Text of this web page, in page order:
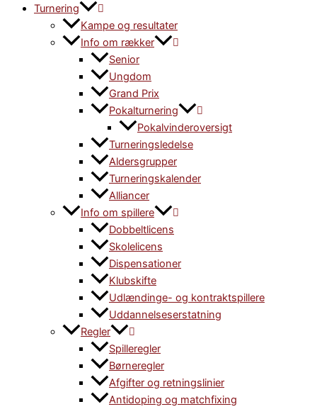
Turnering
Kampe og resultater
Info om rækker
Senior
Ungdom
Grand Prix
Pokalturnering
Pokalvinderoversigt
Turneringsledelse
Aldersgrupper
Turneringskalender
Alliancer
Info om spillere
Dobbeltlicens
Skolelicens
Dispensationer
Klubskifte
Udlændinge- og kontraktspillere
Uddannelseserstatning
Regler
Spilleregler
Børneregler
Afgifter og retningslinier
Antidoping og matchfixing